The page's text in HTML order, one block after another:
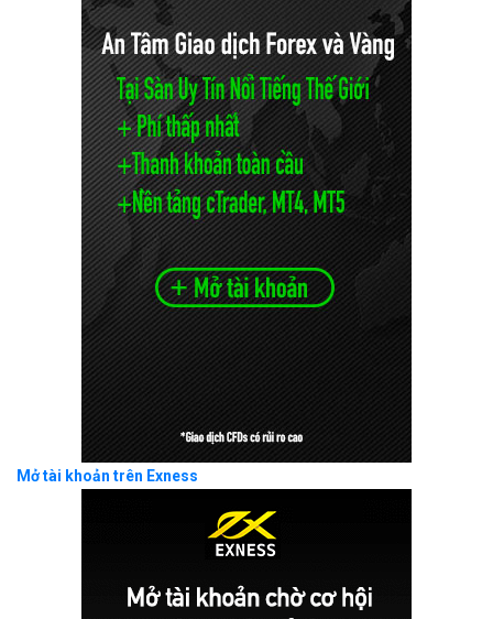
Mở tài khoản trên Exness